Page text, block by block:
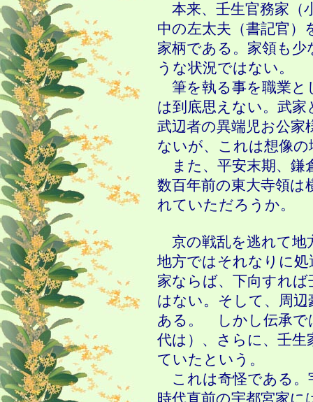
本来、壬生官務家（
中の左太夫（書記官）
家柄である。家領も
うな状況ではない。
筆を執る事を職業と
は到底思えない。武
武辺者の異端児お公家
ないが、これは想像
また、平安末期、鎌
数百年前の東大寺領
れていただろうか。
京の戦乱を逃れて地
地方ではそれなりに
家ならば、下向すれ
はない。そして、周
ある。 しかし伝承で
代は）、さらに、壬生
ていたという。
これは奇怪である。
時代直前の宇都宮家